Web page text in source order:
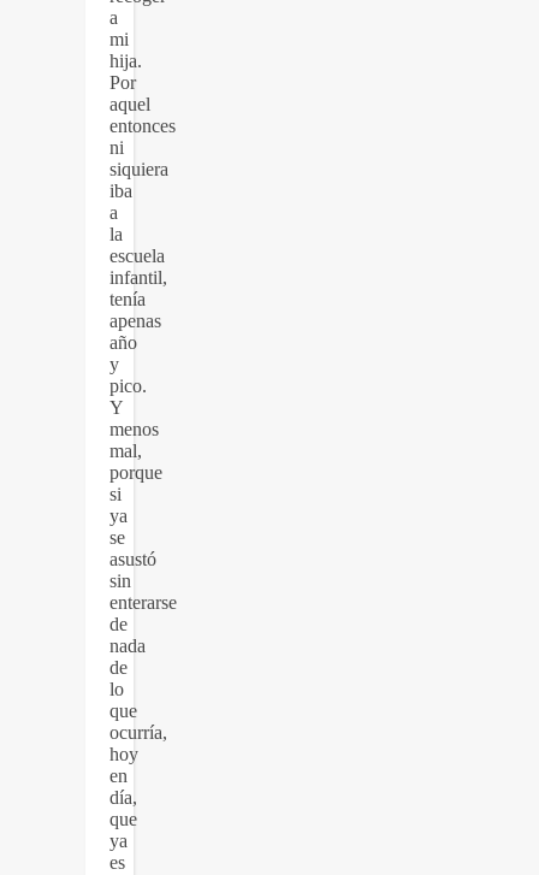
a
mi
hija.
Por
aquel
entonces
ni
siquiera
iba
a
la
escuela
infantil,
tenía
apenas
año
y
pico.
Y
menos
mal,
porque
si
ya
se
asustó
sin
enterarse
de
nada
de
lo
que
ocurría,
hoy
en
día,
que
ya
es